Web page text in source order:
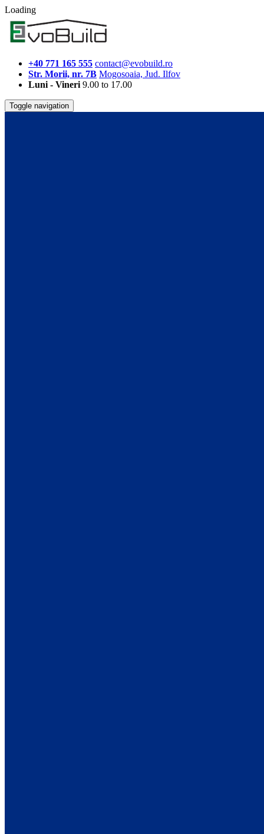
Loading
+40 771 165 555 contact@evobuild.ro
Str. Morii, nr. 7B Mogosoaia, Jud. Ilfov
Luni - Vineri 9.00 to 17.00
Toggle navigation